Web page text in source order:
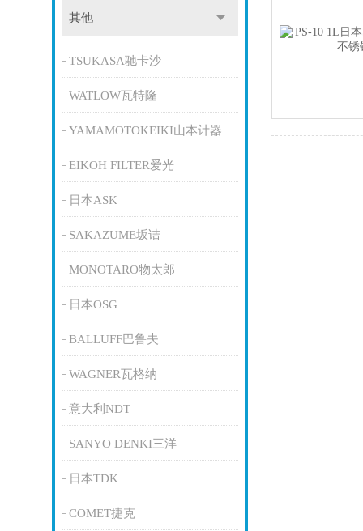
其他
TSUKASA驰卡沙
WATLOW瓦特隆
YAMAMOTOKEIKI山本计器
EIKOH FILTER爱光
日本ASK
SAKAZUME坂诘
MONOTARO物太郎
日本OSG
BALLUFF巴鲁夫
WAGNER瓦格纳
意大利NDT
SANYO DENKI三洋
日本TDK
COMET捷克